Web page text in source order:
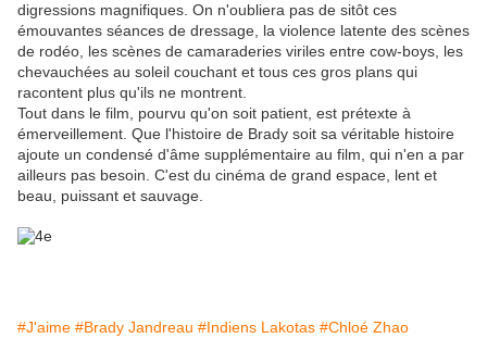
digressions magnifiques. On n'oubliera pas de sitôt ces
émouvantes séances de dressage, la violence latente des scènes
de rodéo, les scènes de camaraderies viriles entre cow-boys, les
chevauchées au soleil couchant et tous ces gros plans qui
racontent plus qu'ils ne montrent.
Tout dans le film, pourvu qu'on soit patient, est prétexte à
émerveillement. Que l'histoire de Brady soit sa véritable histoire
ajoute un condensé d'âme supplémentaire au film, qui n'en a par
ailleurs pas besoin. C'est du cinéma de grand espace, lent et
beau, puissant et sauvage.
#J'aime #Brady Jandreau #Indiens Lakotas #Chloé Zhao